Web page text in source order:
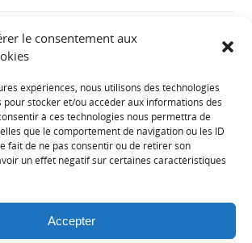
le consentement aux
expériences, nous utilisons des technologies
pour stocker et/ou accéder aux informations des
à ces technologies nous permettra de
que le comportement de navigation ou les ID
fait de ne pas consentir ou de retirer son
un effet négatif sur certaines caractéristiques
Accepter
diverses :